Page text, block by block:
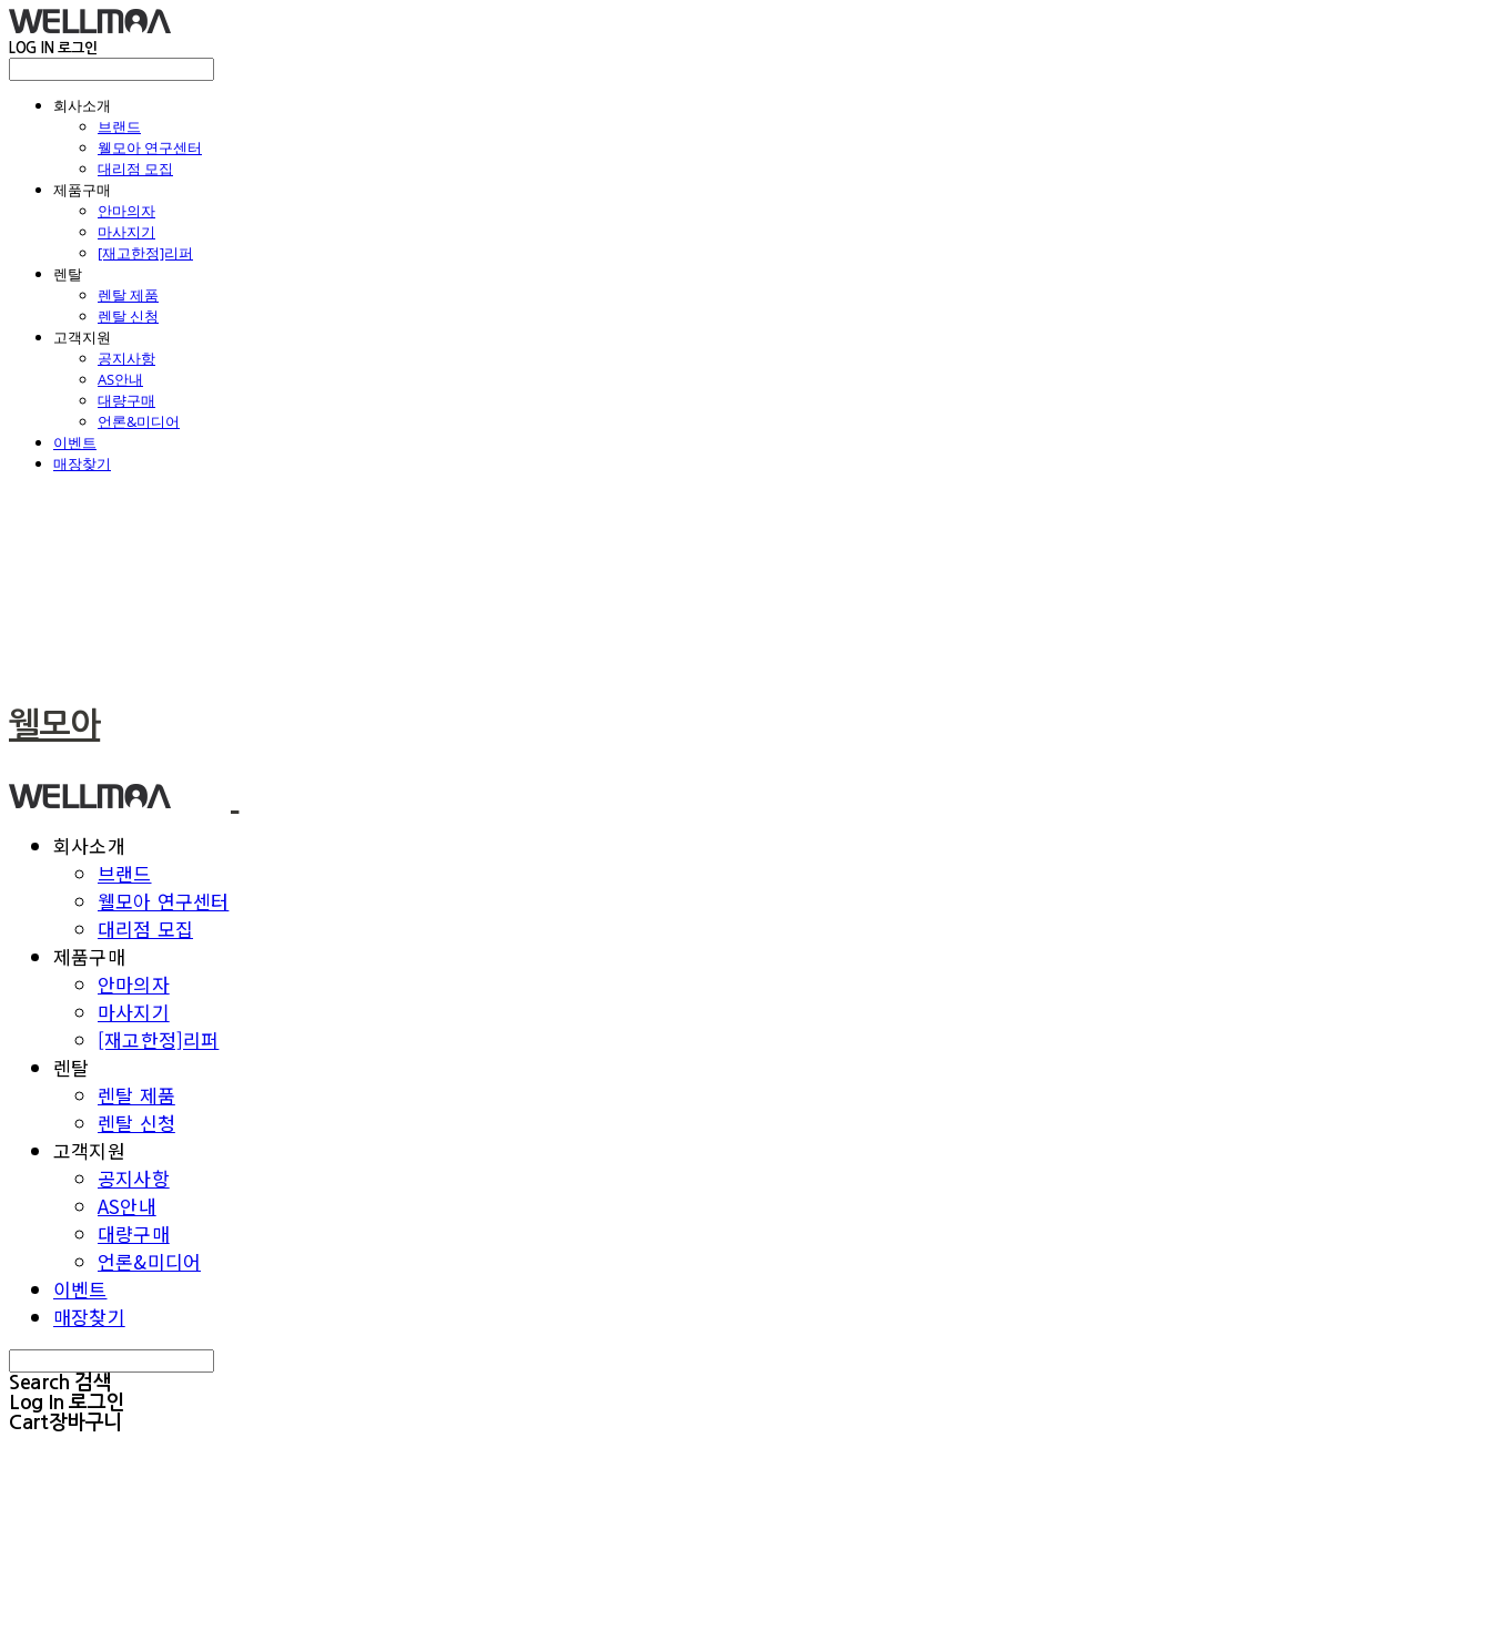
LOG IN 로그인
회사소개
브랜드
웰모아 연구센터
대리점 모집
제품구매
안마의자
마사지기
[재고한정]리퍼
렌탈
렌탈 제품
렌탈 신청
고객지원
공지사항
AS안내
대량구매
언론&미디어
이벤트
매장찾기
웰모아
회사소개
브랜드
웰모아 연구센터
대리점 모집
제품구매
안마의자
마사지기
[재고한정]리퍼
렌탈
렌탈 제품
렌탈 신청
고객지원
공지사항
AS안내
대량구매
언론&미디어
이벤트
매장찾기
Search 검색
Log In 로그인
Cart장바구니